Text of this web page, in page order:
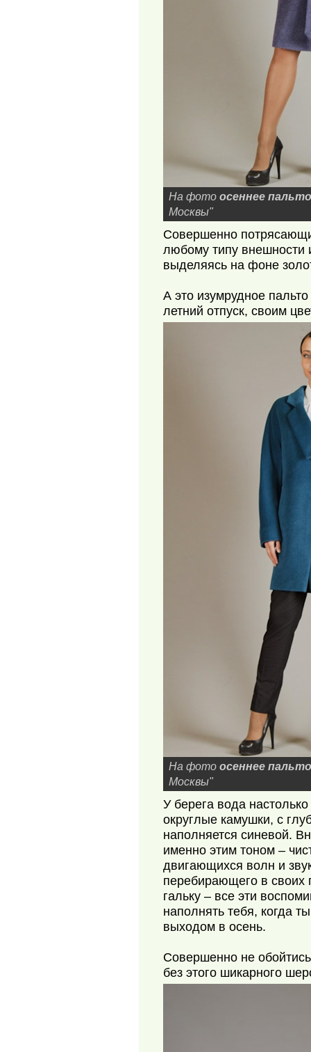
На фото осеннее пальто
Москвы"
Совершенно
любому типу внешности
выделяясь на фоне
А это изумрудное
летний отпуск, своим
На фото осеннее пальто
Москвы"
У берега вода
округлые камушки, с
наполняется синевой.
именно этим тоном –
двигающихся волн и
перебирающего в своих
гальку – все эти
наполнять тебя, когда
выходом в осень.
Совершенно не
без этого шикарного